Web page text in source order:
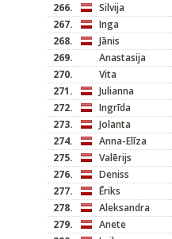
266.
Silvija
267.
Inga
268.
Jānis
269.
Anastasija
270.
Vita
271.
Julianna
272.
Ingrīda
273.
Jolanta
274.
Anna-Elīza
275.
Valērijs
276.
Deniss
277.
Ēriks
278.
Aleksandra
279.
Anete